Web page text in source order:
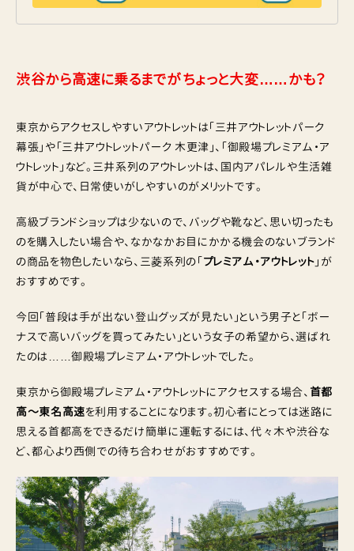
渋谷から高速に乗るまでがちょっと大変……かも？
東京からアクセスしやすいアウトレットは「三井アウトレットパーク
幕張」や「三井アウトレットパーク 木更津」、「御殿場プレミアム・ア
ウトレット」など。三井系列のアウトレットは、国内アパレルや生活雑
貨が中心で、日常使いがしやすいのがメリットです。
高級ブランドショップは少ないので、バッグや靴など、思い切ったも
のを購入したい場合や、なかなかお目にかかる機会のないブランド
の商品を物色したいなら、三菱系列の「プレミアム・アウトレット 」が
おすすめです。
今回「普段は手が出ない登山グッズが見たい」という男子と「ボー
ナスで高いバッグを買ってみたい」という女子の希望から、選ばれ
たのは……御殿場プレミアム・アウトレットでした。
東京から御殿場プレミアム・アウトレットにアクセスする場合、 首都
高〜東名高速を利用することになります。初心者にとっては迷路に
思える首都高をできるだけ簡単に運転するには、代々木や渋谷な
ど、都心より西側での待ち合わせがおすすめです。